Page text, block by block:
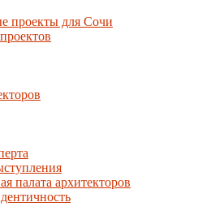
проекты для Сочи
палата архитекторов